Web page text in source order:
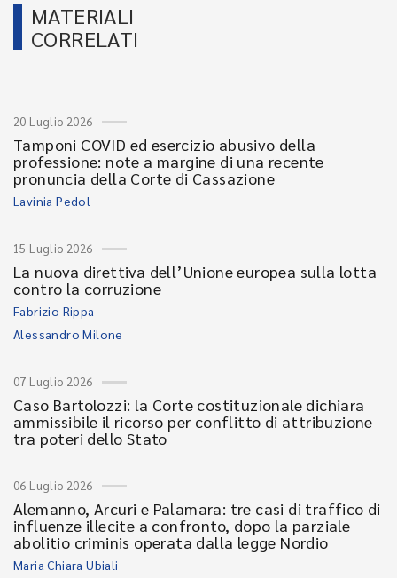
MATERIALI
CORRELATI
20 Luglio 2026
Tamponi COVID ed esercizio abusivo della
professione: note a margine di una recente
pronuncia della Corte di Cassazione
Lavinia Pedol
15 Luglio 2026
La nuova direttiva dell’Unione europea sulla lotta
contro la corruzione
Fabrizio Rippa
Alessandro Milone
07 Luglio 2026
Caso Bartolozzi: la Corte costituzionale dichiara
ammissibile il ricorso per conflitto di attribuzione
tra poteri dello Stato
06 Luglio 2026
Alemanno, Arcuri e Palamara: tre casi di traffico di
influenze illecite a confronto, dopo la parziale
abolitio criminis operata dalla legge Nordio
Maria Chiara Ubiali